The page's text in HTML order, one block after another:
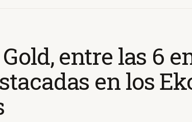
entre las 6
en los